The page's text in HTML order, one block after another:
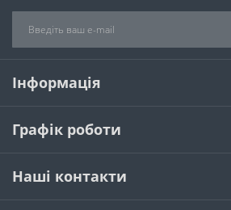
Інформація
Графік роботи
Наші контакти